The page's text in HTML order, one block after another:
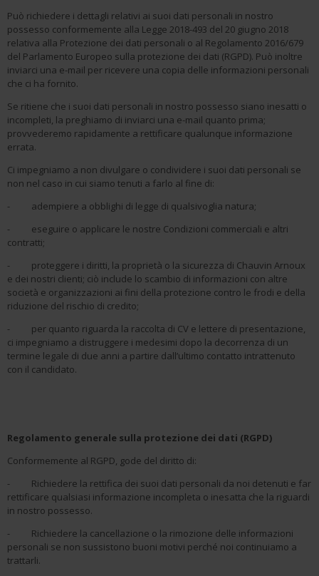
Può richiedere i dettagli relativi ai suoi dati personali in nostro
possesso conformemente alla Legge 2018-493 del 20 giugno 2018
relativa alla Protezione dei dati personali o al Regolamento 2016/679
del Parlamento Europeo sulla protezione dei dati (RGPD). Può inoltre
inviarci una e-mail per ricevere una copia delle informazioni personali
che ci ha fornito.
Se ritiene che i suoi dati personali in nostro possesso siano inesatti o
incompleti, la preghiamo di inviarci una e-mail quanto prima;
provvederemo rapidamente a rettificare qualunque informazione
errata.
Ci impegniamo a non divulgare o condividere i suoi dati personali se
non nel caso in cui siamo tenuti a farlo al fine di:
- adempiere a obblighi di legge di qualsivoglia natura;
- eseguire o applicare le nostre Condizioni commerciali e altri
contratti;
- proteggere i diritti, la proprietà o la sicurezza di Chauvin Arnoux
e dei nostri clienti; ciò include lo scambio di informazioni con altre
società e organizzazioni ai fini della protezione contro le frodi e della
riduzione del rischio di credito;
- per quanto riguarda la raccolta di CV e lettere di presentazione,
ci impegniamo a distruggere i medesimi dopo la decorrenza di un
termine legale di due anni a partire dall’ultimo contatto intrattenuto
con il candidato.
Regolamento generale sulla protezione dei dati (RGPD)
Conformemente al RGPD, gode del diritto di:
- Richiedere la rettifica dei suoi dati personali da noi detenuti e far
rettificare qualsiasi informazione incompleta o inesatta che la riguardi
in nostro possesso.
- Richiedere la cancellazione o la rimozione delle informazioni
personali se non sussistono buoni motivi perché noi continuiamo a
trattarli.